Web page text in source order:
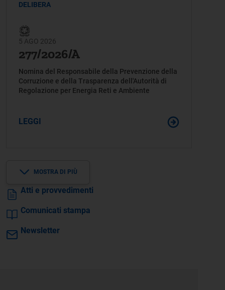
DELIBERA
5 AGO 2026
277/2026/A
Nomina del Responsabile della Prevenzione della
Corruzione e della Trasparenza dell'Autorità di
Regolazione per Energia Reti e Ambiente
LEGGI
MOSTRA DI PIÙ
Atti e provvedimenti
Comunicati stampa
Newsletter